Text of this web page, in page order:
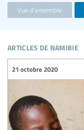
Vue d’ensemble
articles de namibie
21 octobre 2020